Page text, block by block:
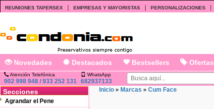
REUNIONES TAPERSEX EMPRESAS Y MAYORISTAS PERSONALIZACIONES
Novedades Destacados Bestsellers Ofertas
Atención Telefónica
902 998 948 / 933 252 131
WhatsApp
682937133
Secciones
Agrandar el Pene
Inicio » Marcas » Cum Face